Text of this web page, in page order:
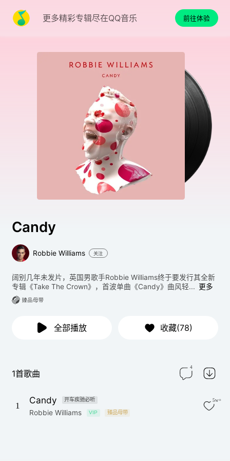
更多精彩专辑尽在QQ音乐 前往体验
Candy
Robbie Williams 关注
阔别几年未发片，英国男歌手Robbie Williams终于要发行其全新
专辑《Take The Crown》，首波单曲《Candy》曲风轻... 更多
全部播放 收藏(78)
1首歌曲
4
1
Candy 开车疾驰必听
Robbie Williams VIP 臻品母带
5w+